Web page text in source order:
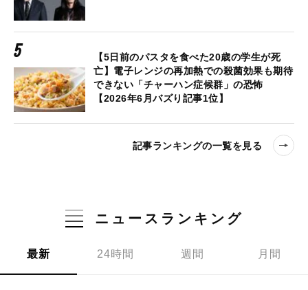
【5日前のパスタを食べた20歳の学生が死
亡】電子レンジの再加熱での殺菌効果も期待
できない「チャーハン症候群」の恐怖
【2026年6月バズり記事1位】
記事ランキングの一覧を見る
ニュースランキング
最新 24時間 週間 月間